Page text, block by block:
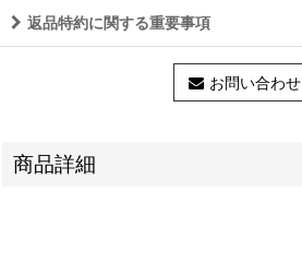
返品特約に関する重要事項
お問い合わせ
商品詳細